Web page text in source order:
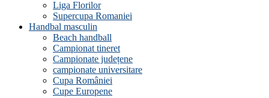
Liga Florilor
Supercupa Romaniei
Handbal masculin
Beach handball
Campionat tineret
Campionate județene
campionate universitare
Cupa României
Cupe Europene